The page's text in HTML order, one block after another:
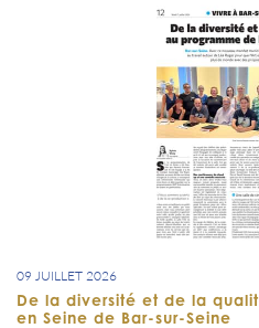
09 JUILLET 2026
De la diversité et de la
en Seine de Bar-sur-Seine